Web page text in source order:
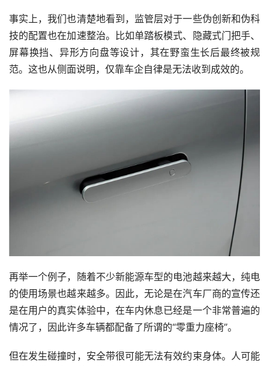
事实上，我们也清楚地看到，监管层对于一些伪创新和伪科
技的配置也在加速整治。比如单踏板模式、隐藏式门把手、
屏幕换挡、异形方向盘等设计，其在野蛮生长后最终被规
范。这也从侧面说明，仅靠车企自律是无法收到成效的。
再举一个例子，随着不少新能源车型的电池越来越大，纯电
的使用场景也越来越多。因此，无论是在汽车厂商的宣传还
是在用户的真实体验中，在车内休息已经是一个非常普遍的
情况了，因此许多车辆都配备了所谓的“零重力座椅”。
但在发生碰撞时，安全带很可能无法有效约束身体。人可能